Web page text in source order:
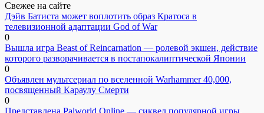
Свежее на сайте
Дэйв Батиста может воплотить образ Кратоса в
телевизионной адаптации God of War
0
Вышла игра Beast of Reincarnation — ролевой экшен, действие
которого разворачивается в постапокалиптической Японии
0
Объявлен мультсериал по вселенной Warhammer 40,000,
посвященный Караулу Смерти
0
Представлена Palworld Online — сиквел популярной игры,